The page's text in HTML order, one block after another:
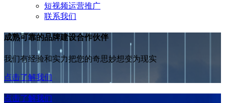
短视频运营推广
联系我们
成熟可靠的品牌建设合作伙伴
我们有经验和实力把您的奇思妙想变为现实
点击了解我们
点击了解我们